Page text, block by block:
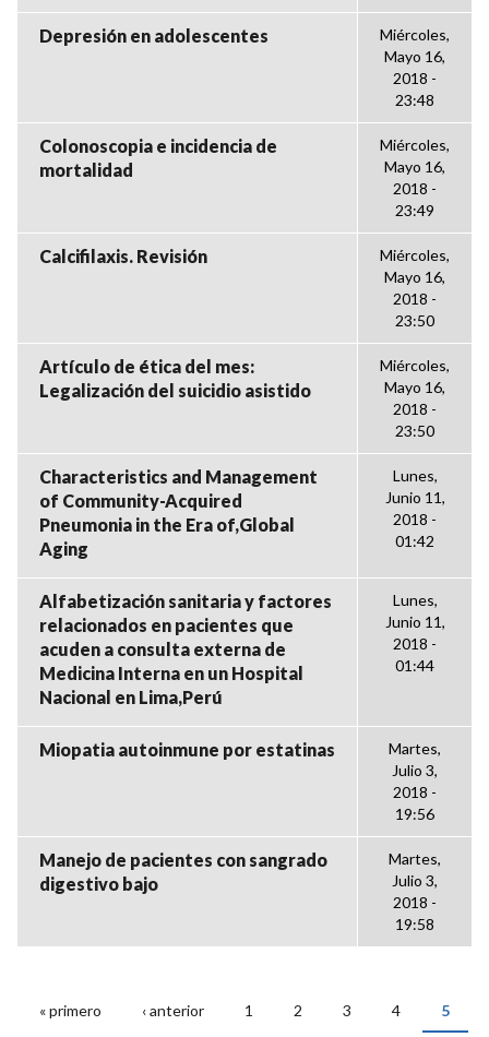
Depresión en adolescentes
Miércoles,
Mayo 16,
2018 -
23:48
Colonoscopia e incidencia de
mortalidad
Miércoles,
Mayo 16,
2018 -
23:49
Calcifilaxis. Revisión
Miércoles,
Mayo 16,
2018 -
23:50
Artículo de ética del mes:
Legalización del suicidio asistido
Miércoles,
Mayo 16,
2018 -
23:50
Characteristics and Management
of Community-Acquired
Pneumonia in the Era of,Global
Aging
Lunes,
Junio 11,
2018 -
01:42
Alfabetización sanitaria y factores
relacionados en pacientes que
acuden a consulta externa de
Medicina Interna en un Hospital
Nacional en Lima,Perú
Lunes,
Junio 11,
2018 -
01:44
Miopatia autoinmune por estatinas
Martes,
Julio 3,
2018 -
19:56
Manejo de pacientes con sangrado
digestivo bajo
Martes,
Julio 3,
2018 -
19:58
« primero ‹ anterior 1 2 3 4 5